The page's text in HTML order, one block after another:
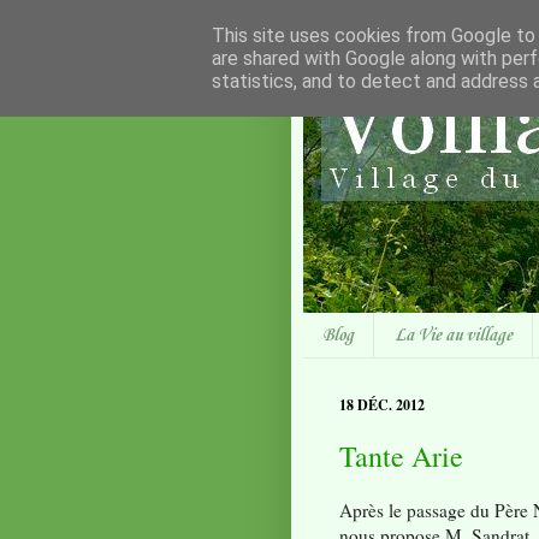
Blog La Vie au village
18 DÉC. 2012
Tante Arie
Après le passage du
This site uses cookies from Google
are shared with Google along with
statistics, and to detect and address